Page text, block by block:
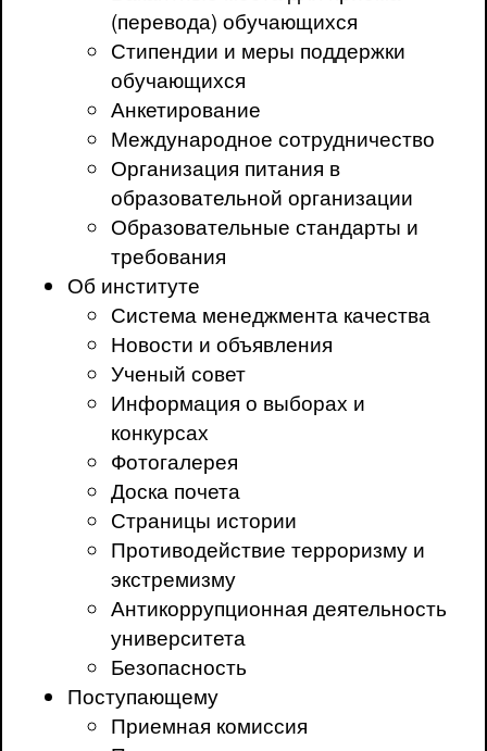
(перевода) обучающихся
Стипендии и меры поддержки
обучающихся
Анкетирование
Международное сотрудничество
Организация питания в
образовательной организации
Образовательные стандарты и
требования
Об институте
Система менеджмента качества
Новости и объявления
Ученый совет
Информация о выборах и
конкурсах
Фотогалерея
Доска почета
Страницы истории
Противодействие терроризму и
экстремизму
Антикоррупционная деятельность
университета
Безопасность
Поступающему
Приемная комиссия